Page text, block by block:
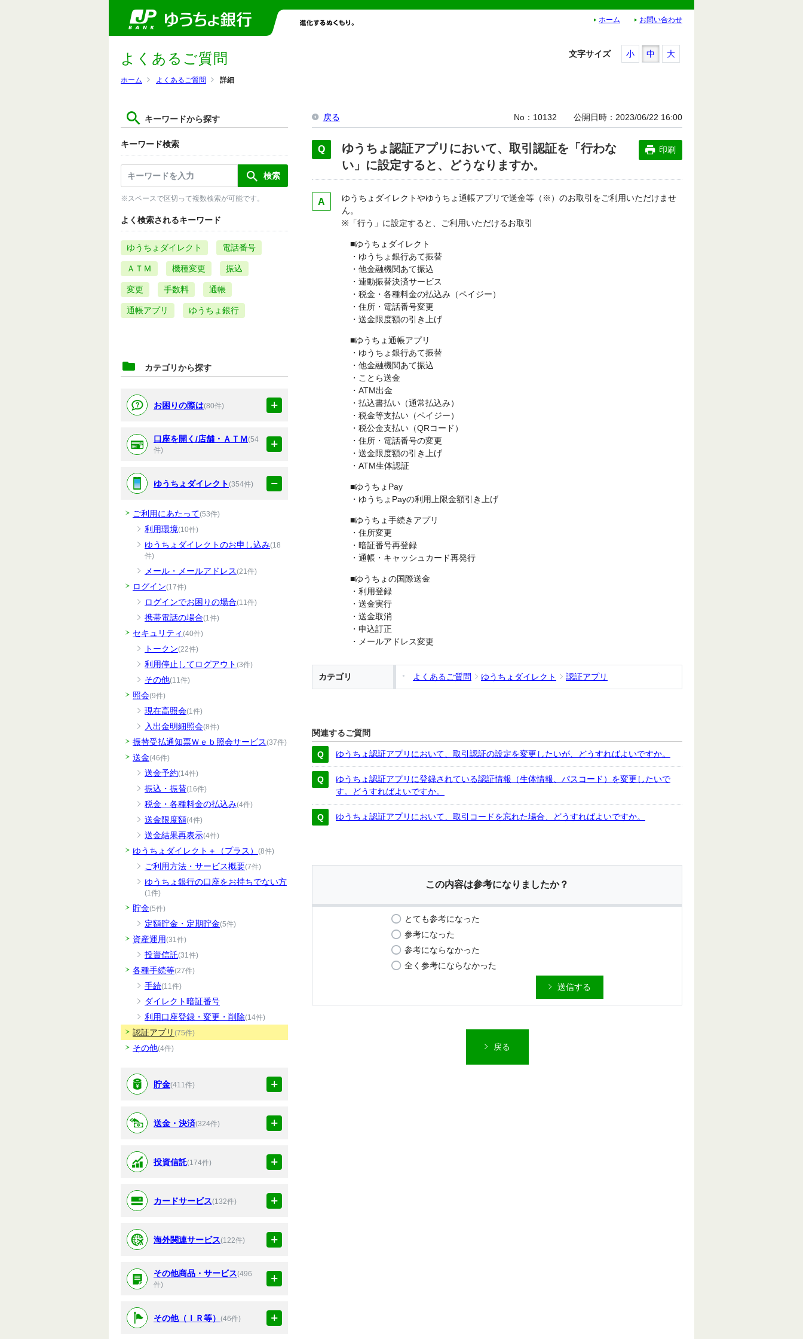
ホーム お問い合わせ
ホーム よくあるご質問 詳細
よくあるご質問
キーワードから探す
キーワード検索
※スペースで区切って複数検索が可能です。
よく検索されるキーワード
ゆうちょダイレクト 電話番号
ＡＴＭ 機種変更 振込
変更 手数料 通帳
通帳アプリ ゆうちょ銀行
カテゴリから探す
お困りの際は(80件)
口座を開く/店舗・ＡＴＭ(54
件)
ゆうちょダイレクト(354件)
ご利用にあたって(53件)
利用環境(10件)
ゆうちょダイレクトのお申し込み(18
件)
メール・メールアドレス(21件)
ログイン(17件)
ログインでお困りの場合(11件)
携帯電話の場合(1件)
セキュリティ (40件)
トークン(22件)
利用停止してログアウト (3件)
その他(11件)
照会(9件)
現在高照会(1件)
入出金明細照会(8件)
振替受払通知票Ｗｅｂ照会サービス(37件)
送金(46件)
送金予約(14件)
振込・振替(16件)
税金・各種料金の払込み(4件)
送金限度額(4件)
送金結果再表示(4件)
ゆうちょダイレクト＋（プラス） (8件)
ご利用方法・サービス概要(7件)
ゆうちょ銀行の口座をお持ちでない方
(1件)
貯金(5件)
定額貯金・定期貯金(5件)
資産運用(31件)
投資信託(31件)
各種手続等(27件)
手続(11件)
ダイレクト暗証番号
利用口座登録・変更・削除(14件)
認証アプリ (75件)
その他(4件)
貯金(411件)
送金・決済(324件)
投資信託(174件)
カードサービス(132件)
海外関連サービス(122件)
その他商品・サービス(496
件)
その他（ＩＲ等） (46件)
文字サイズ 小 中 大
戻る No 10132 公開日時 2023/06/22 16:00
ゆうちょ認証アプリにおいて、取引認証を「行わな
い」に設定すると、どうなりますか。
印刷
ゆうちょダイレクトやゆうちょ通帳アプリで送金等（※）のお取引をご利用いただけませ
ん。
※「行う」に設定すると、ご利用いただけるお取引
■ゆうちょダイレクト
・ゆうちょ銀行あて振替
・他金融機関あて振込
・連動振替決済サービス
・税金・各種料金の払込み（ペイジー）
・住所・電話番号変更
・送金限度額の引き上げ
■ゆうちょ通帳アプリ
・ゆうちょ銀行あて振替
・他金融機関あて振込
・ことら送金
・ATM出金
・払込書払い（通常払込み）
・税金等支払い（ペイジー）
・税公金支払い（QRコード）
・住所・電話番号の変更
・送金限度額の引き上げ
・ATM生体認証
■ゆうちょPay
・ゆうちょPayの利用上限金額引き上げ
■ゆうちょ手続きアプリ
・住所変更
・暗証番号再登録
・通帳・キャッシュカード再発行
■ゆうちょの国際送金
・利用登録
・送金実行
・送金取消
・申込訂正
・メールアドレス変更
カテゴリ よくあるご質問 ゆうちょダイレクト 認証アプリ
関連するご質問
ゆうちょ認証アプリにおいて、取引認証の設定を変更したいが、どうすればよいですか。
ゆうちょ認証アプリに登録されている認証情報（生体情報、パスコード）を変更したいで
す。どうすればよいですか。
ゆうちょ認証アプリにおいて、取引コードを忘れた場合、どうすればよいですか。
この内容は参考になりましたか？
とても参考になった
参考になった
参考にならなかった
全く参考にならなかった
送信する
戻る